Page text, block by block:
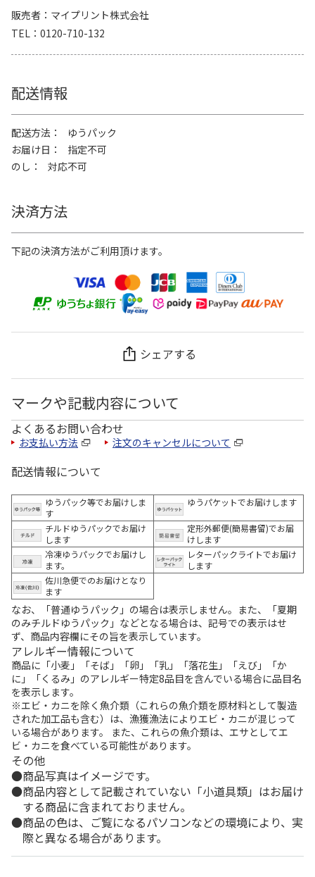
販売者
マイプリント株式会社
TEL
0120-710-132
配送情報
配送方法
ゆうパック
お届け日
指定不可
のし
対応不可
決済方法
下記の決済方法がご利用頂けます。
シェアする
マークや記載内容について
よくあるお問い合わせ
お支払い方法 注文のキャンセルについて
配送情報について
ゆうパック等でお届けしま
す
ゆうパケットでお届けします
チルドゆうパックでお届け
します
定形外郵便(簡易書留)でお届
けします
冷凍ゆうパックでお届けし
ます。
レターパックライトでお届け
します
佐川急便でのお届けとなり
ます
なお、「普通ゆうパック」の場合は表示しません。また、「夏期
のみチルドゆうパック」などとなる場合は、記号での表示はせ
ず、商品内容欄にその旨を表示しています。
アレルギー情報について
商品に「小麦」「そば」「卵」「乳」「落花生」「えび」「か
に」「くるみ」のアレルギー特定8品目を含んでいる場合に品目名
を表示します。
※エビ・カニを除く魚介類（これらの魚介類を原材料として製造
された加工品も含む）は、漁獲漁法によりエビ・カニが混じって
いる場合があります。 また、これらの魚介類は、エサとしてエ
ビ・カニを食べている可能性があります。
その他
商品写真はイメージです。
商品内容として記載されていない「小道具類」はお届け
する商品に含まれておりません。
商品の色は、ご覧になるパソコンなどの環境により、実
際と異なる場合があります。